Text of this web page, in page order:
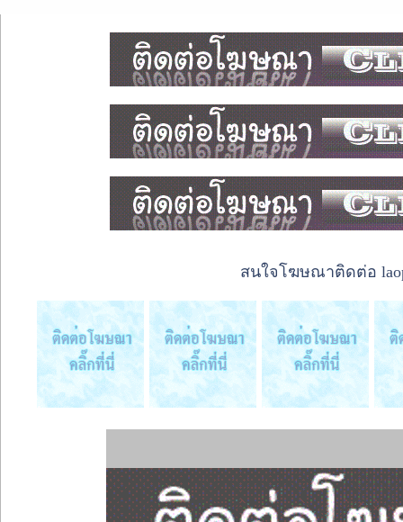
สนใจโฆษณาติดต่อ